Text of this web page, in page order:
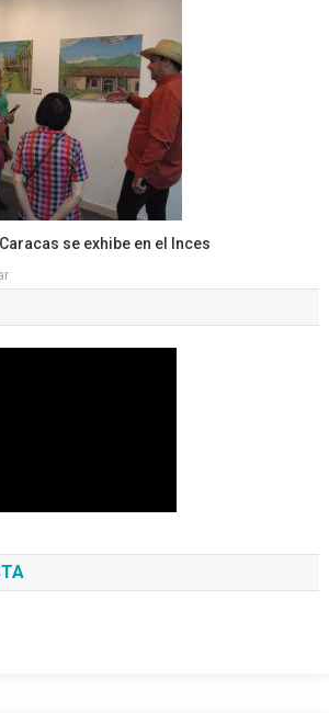
se exhibe en el Inces